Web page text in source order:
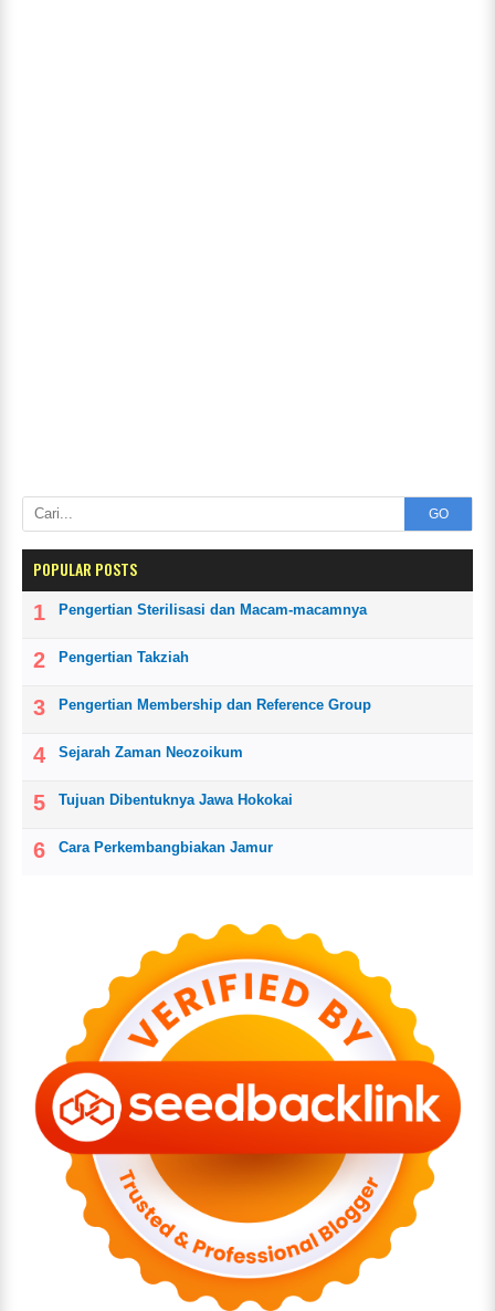
GO
POPULAR POSTS
Pengertian Sterilisasi dan Macam-macamnya
Pengertian Takziah
Pengertian Membership dan Reference Group
Sejarah Zaman Neozoikum
Tujuan Dibentuknya Jawa Hokokai
Cara Perkembangbiakan Jamur